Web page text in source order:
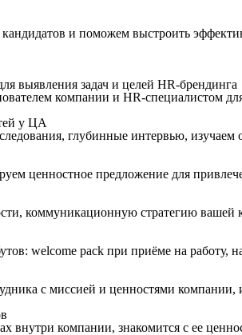
кандидатов и поможем выстроить
выявления задач и целей HR-брендинга
компании и HR-специалистом
у ЦА
глубинные интервью, изучаем
ценностное предложение для
коммуникационную стратегию вашей
welcome pack при приёме на
с миссией и ценностями
внутри компании, знакомится с ее